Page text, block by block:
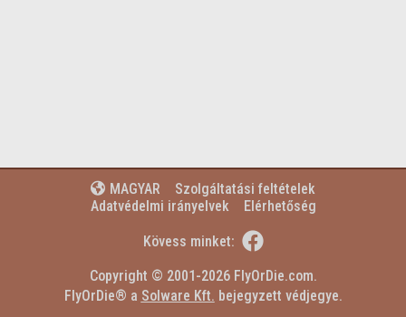
 MAGYAR
Szolgáltatási feltételek
Adatvédelmi irányelvek
Elérhetőség
Kövess minket: 
Copyright © 2001-2026 FlyOrDie.com.
FlyOrDie® a Solware Kft. bejegyzett védjegye.